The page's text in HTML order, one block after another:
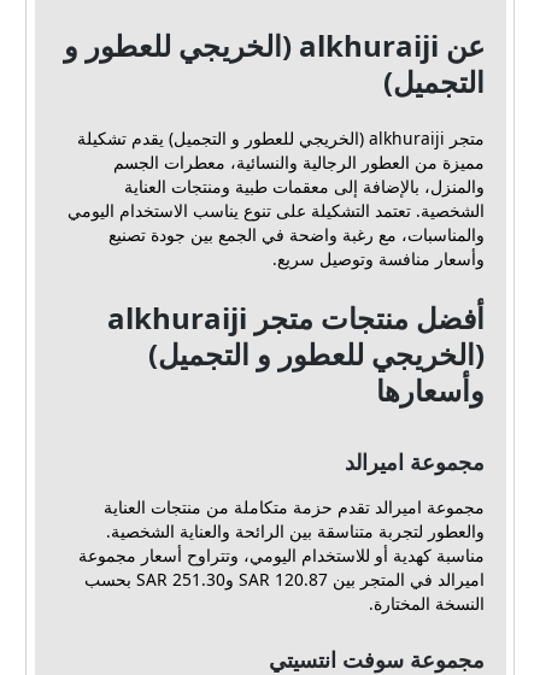
عن alkhuraiji (الخريجي للعطور و
التجميل)
متجر alkhuraiji (الخريجي للعطور و التجميل) يقدم تشكيلة
مميزة من العطور الرجالية والنسائية، معطرات الجسم
والمنزل، بالإضافة إلى معقمات طبية ومنتجات العناية
الشخصية. تعتمد التشكيلة على تنوع يناسب الاستخدام اليومي
والمناسبات، مع رغبة واضحة في الجمع بين جودة تصنيع
وأسعار منافسة وتوصيل سريع.
أفضل منتجات متجر alkhuraiji
(الخريجي للعطور و التجميل)
وأسعارها
مجموعة اميرالد
مجموعة اميرالد تقدم حزمة متكاملة من منتجات العناية
والعطور لتجربة متناسقة بين الرائحة والعناية الشخصية.
مناسبة كهدية أو للاستخدام اليومي، وتتراوح أسعار مجموعة
اميرالد في المتجر بين 120.87 SAR و251.30 SAR بحسب
النسخة المختارة.
مجموعة سوفت انتسيتي